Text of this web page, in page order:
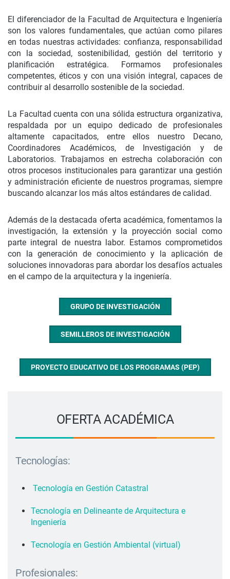
El diferenciador de la Facultad de Arquitectura e Ingeniería
son los valores fundamentales, que actúan como pilares
en todas nuestras actividades: confianza, responsabilidad
con la sociedad, sostenibilidad, gestión del territorio y
planificación estratégica. Formamos profesionales
competentes, éticos y con una visión integral, capaces de
contribuir al desarrollo sostenible de la sociedad.
La Facultad cuenta con una sólida estructura organizativa,
respaldada por un equipo dedicado de profesionales
altamente capacitados, entre ellos nuestro Decano,
Coordinadores Académicos, de Investigación y de
Laboratorios. Trabajamos en estrecha colaboración con
otros procesos institucionales para garantizar una gestión
y administración eficiente de nuestros programas, siempre
buscando alcanzar los más altos estándares de calidad.
Además de la destacada oferta académica, fomentamos la
investigación, la extensión y la proyección social como
parte integral de nuestra labor. Estamos comprometidos
con la generación de conocimiento y la aplicación de
soluciones innovadoras para abordar los desafíos actuales
en el campo de la arquitectura y la ingeniería.
GRUPO DE INVESTIGACIÓN
SEMILLEROS DE INVESTIGACIÓN
PROYECTO EDUCATIVO DE LOS PROGRAMAS (PEP)
OFERTA ACADÉMICA
Tecnologías:
Tecnología en Gestión Catastral
Tecnología en Delineante de Arquitectura e
Ingeniería
Tecnología en Gestión Ambiental (virtual)
Profesionales: